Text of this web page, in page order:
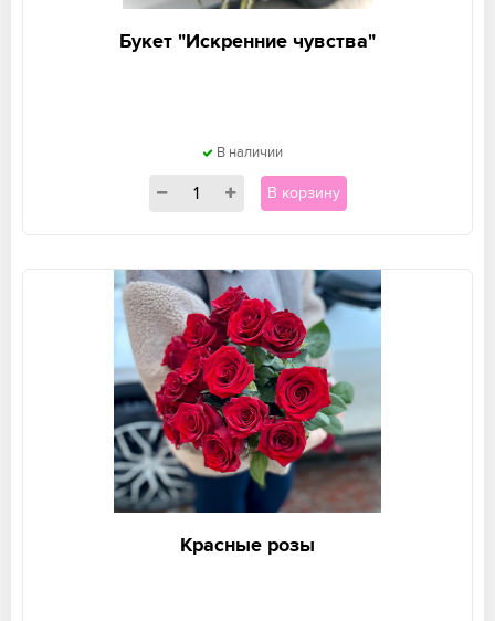
Букет "Искренние чувства"
В наличии
В корзину
Красные розы